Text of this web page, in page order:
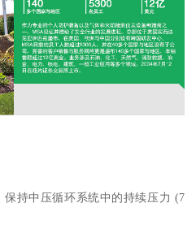
保持中压循环系统中的持续压力 (7